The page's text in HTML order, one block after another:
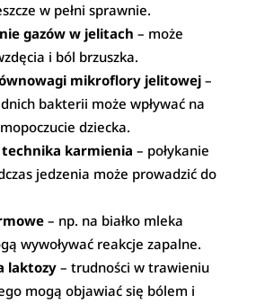
w pełni sprawnie.
gazów w jelitach – może
i ból brzuszka.
mikroflory jelitowej –
bakterii może wpływać na
dziecka.
technika karmienia – połykanie
jedzenia może prowadzić do
– np. na białko mleka
wywoływać reakcje zapalne.
laktozy– trudności w trawieniu
mogą objawiać się bólem i